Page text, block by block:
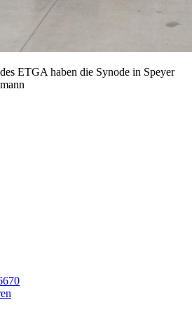
ETGA haben die Synode in Speyer